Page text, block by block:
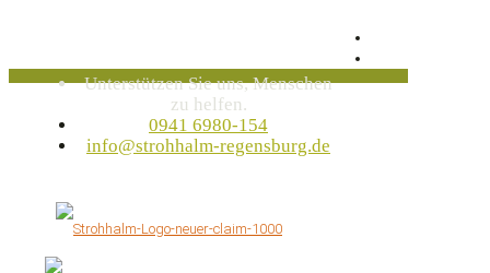
Unterstützen Sie uns, Menschen
zu helfen.
0941 6980-154
info@strohhalm-regensburg.de